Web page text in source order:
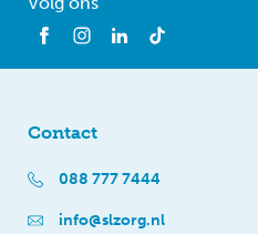
Contact
088 777 7444
info@slzorg.nl